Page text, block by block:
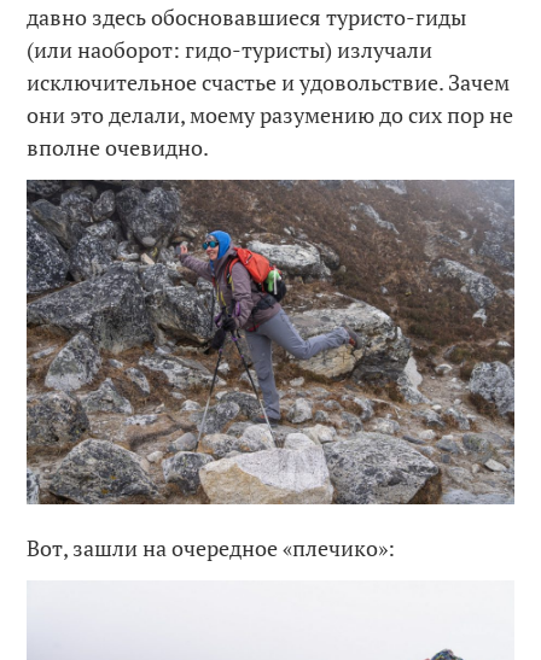
давно здесь обосновавшиеся туристо-гиды
(или наоборот: гидо-туристы) излучали
исключительное счастье и удовольствие. Зачем
они это делали, моему разумению до сих пор не
вполне очевидно.
Вот, зашли на очередное «плечико»: